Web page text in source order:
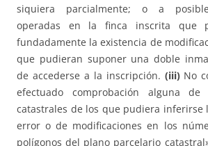
siquiera parcialmente; o a
operadas en la finca inscrita que
fundadamente la existencia de
que pudieran suponer una doble
de accederse a la inscripción. (iii)No
efectuado comprobación alguna de
catastrales de los que pudiera inferirse
error o de modificaciones en los
polígonos del plano parcelario